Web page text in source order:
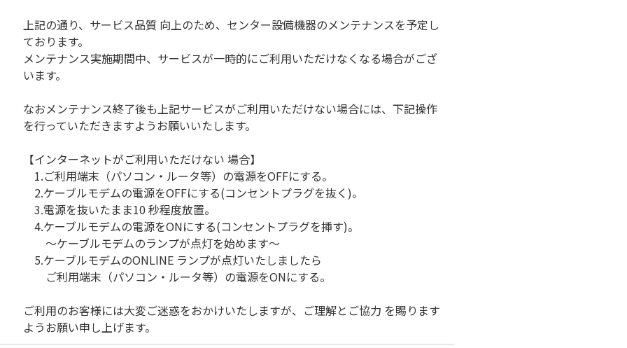
上記の通り、サービス品質 向上のため、センター設備機器のメンテナンスを予定し
ております。
メンテナンス実施期間中、サービスが一時的にご利用いただけなくなる場合がござ
います。
なおメンテナンス終了後も上記サービスがご利用いただけない場合には、下記操作
を行っていただきますようお願いいたします。
【インターネットがご利用いただけない 場合】
1.ご利用端末（パソコン・ルータ等）の電源をOFFにする。
2.ケーブルモデムの電源をOFFにする(コンセントプラグを抜く)。
3.電源を抜いたまま10 秒程度放置。
4.ケーブルモデムの電源をONにする(コンセントプラグを挿す)。
～ケーブルモデムのランプが点灯を始めます～
5.ケーブルモデムのONLINE ランプが点灯いたしましたら
ご利用端末（パソコン・ルータ等）の電源をONにする。
ご利用のお客様には大変ご迷惑をおかけいたしますが、ご理解とご協力 を賜ります
ようお願い申し上げます。